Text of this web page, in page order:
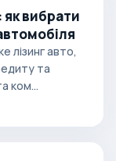
як вибрати
лізинг авто,
та
ком...